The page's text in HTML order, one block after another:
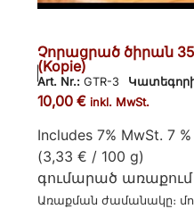
Չորացրած ծիրան
(Kopie)
Art. Nr.:GTR-3
10,00€ inkl. MwSt.
Includes 7% MwSt. 7 %
(3,33€ / 100 g)
գումարած առաքում
Առաքման ժամանակը։